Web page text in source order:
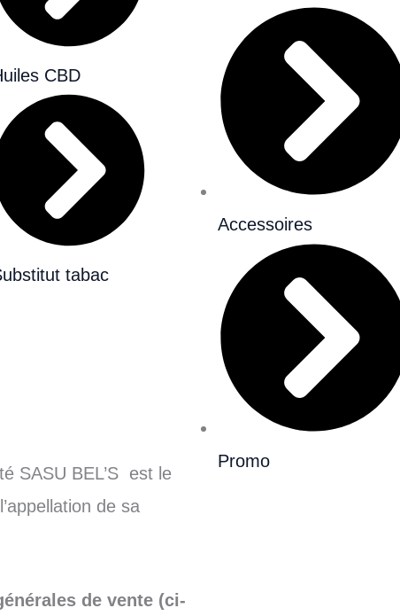
CBD
tabac
Accessoires
Promo
LU
SASU BEL’S est le
de sa
de vente (ci-